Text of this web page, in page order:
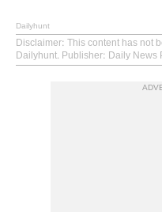
Dailyhunt
Disclaimer: This content has not
Dailyhunt. Publisher: Daily News